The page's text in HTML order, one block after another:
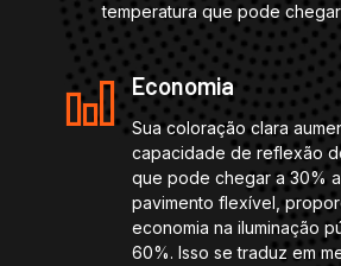
temperatura que pode chegar
Economia
Sua coloração clara
capacidade de reflexão
que pode chegar a 30%
pavimento flexível,
economia na iluminação
60%. Isso se traduz em